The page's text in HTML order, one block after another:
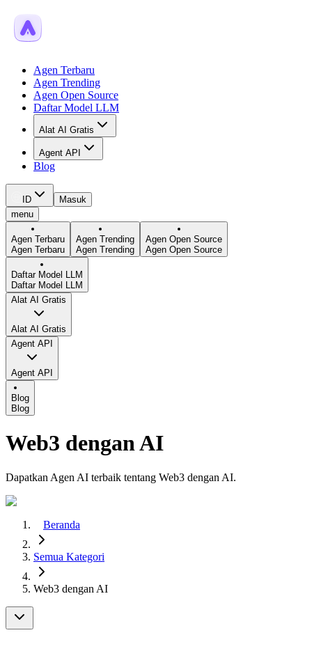
Agen Terbaru
Agen Trending
Agen Open Source
Daftar Model LLM
Alat AI Gratis
Agent API
Blog
ID
Masuk
menu
Agen Terbaru
Agen Terbaru
Agen Trending
Agen Trending
Agen Open Source
Agen Open Source
Daftar Model LLM
Daftar Model LLM
Alat AI Gratis
Alat AI Gratis
Agent API
Agent API
Blog
Blog
Web3 dengan AI
Dapatkan Agen AI terbaik tentang Web3 dengan AI.
Beranda
Semua Kategori
Web3 dengan AI